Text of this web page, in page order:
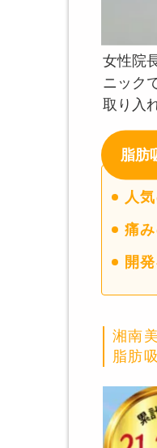
女性院
ニック
取り入
脂肪
人
痛
開
湘南
脂肪